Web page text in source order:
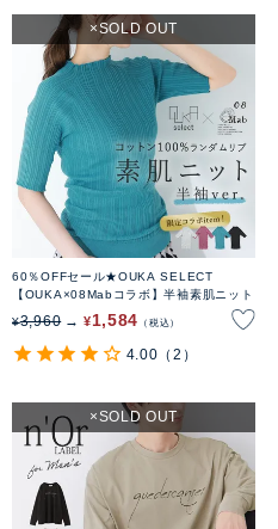
60％OFFセール★OUKA SELECT
【OUKA×08Mabコラボ】半袖素肌ニット
¥3,960 ¥1,584 税込
SOLD OUT
4.00 （2）
SOLD OUT